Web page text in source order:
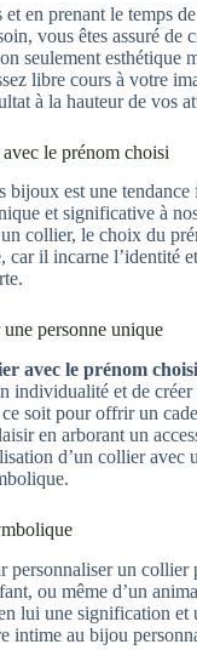
en prenant le temps
vous êtes assuré de
seulement esthétique
libre cours à votre
à la hauteur de vos
le prénom choisi
bijoux est une
et significative à
collier, le choix du
car il incarne l’identité
personne unique
avec le prénom choisi
individualité et de
soit pour offrir un
en arborant un
d’un collier avec
personnaliser un collier
ou même d’un
lui une signification et
intime au bijou